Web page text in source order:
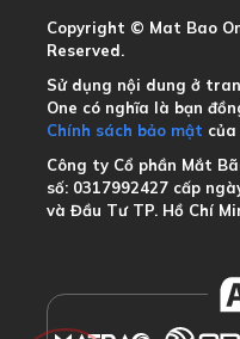
Copyright © Mat Bao
Reserved.
Sử dụng nội dung ở
One có nghĩa là bạn
Chính sách bảo mật
Công ty Cổ phần Mắt
số: 0317992427 cấp
và Đầu Tư TP. Hồ Chí